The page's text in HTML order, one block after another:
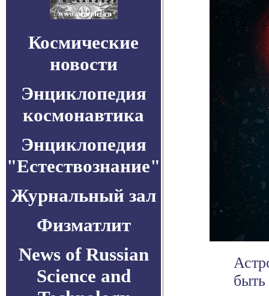
Космические
новости
Энциклопедия
космонавтика
Энциклопедия
"Естествознание"
Журнальный зал
Физматлит
News of Russian
Science and